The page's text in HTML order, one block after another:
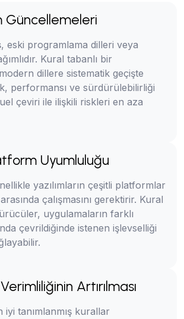
Güncellemeleri
eski programlama dilleri veya
Kural tabanlı bir
dillere sistematik geçişte
performansı ve sürdürülebilirliği
çeviri ile ilişkili riskleri en aza
Uyumluluğu
yazılımların çeşitli platformlar
çalışmasını gerektirir. Kural
uygulamaların farklı
çevrildiğinde istenen işlevselliği
Artırılması
iyi tanımlanmış kurallar